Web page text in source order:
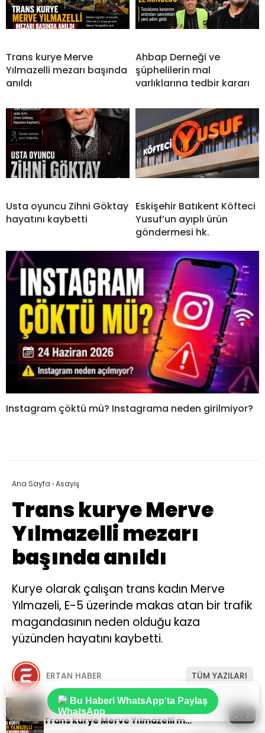
Trans kurye Merve
Yılmazelli mezarı başında
anıldı
Ahbap Derneği ve
şüphelilerin mal
varlıklarına tedbir kararı
Usta oyuncu Zihni Göktay
hayatını kaybetti
Eskişehir Batıkent Köfteci
Yusuf’un ayıplı ürün
göndermesi hk.
Instagram çöktü mü? Instagrama neden girilmiyor?
Sıradaki Haber
Trans kurye Merve Yılmazelli mezarı başında anıldı
Ana Sayfa ›Asayiş
Trans kurye Merve
Yılmazelli mezarı
başında anıldı
Kurye olarak çalışan trans kadın Merve
Yılmazeli, E-5 üzerinde makas atan bir trafik
magandasının neden olduğu kaza
yüzünden hayatını kaybetti.
ERTAN HABER TÜM YAZILARI
Giriş: 17-07-2026 01:24
Güncelleme: 17-07-2026 01:29
33 Asayiş Bilgi
2 / 2
Bu Haberi WhatsApp'ta Paylaş